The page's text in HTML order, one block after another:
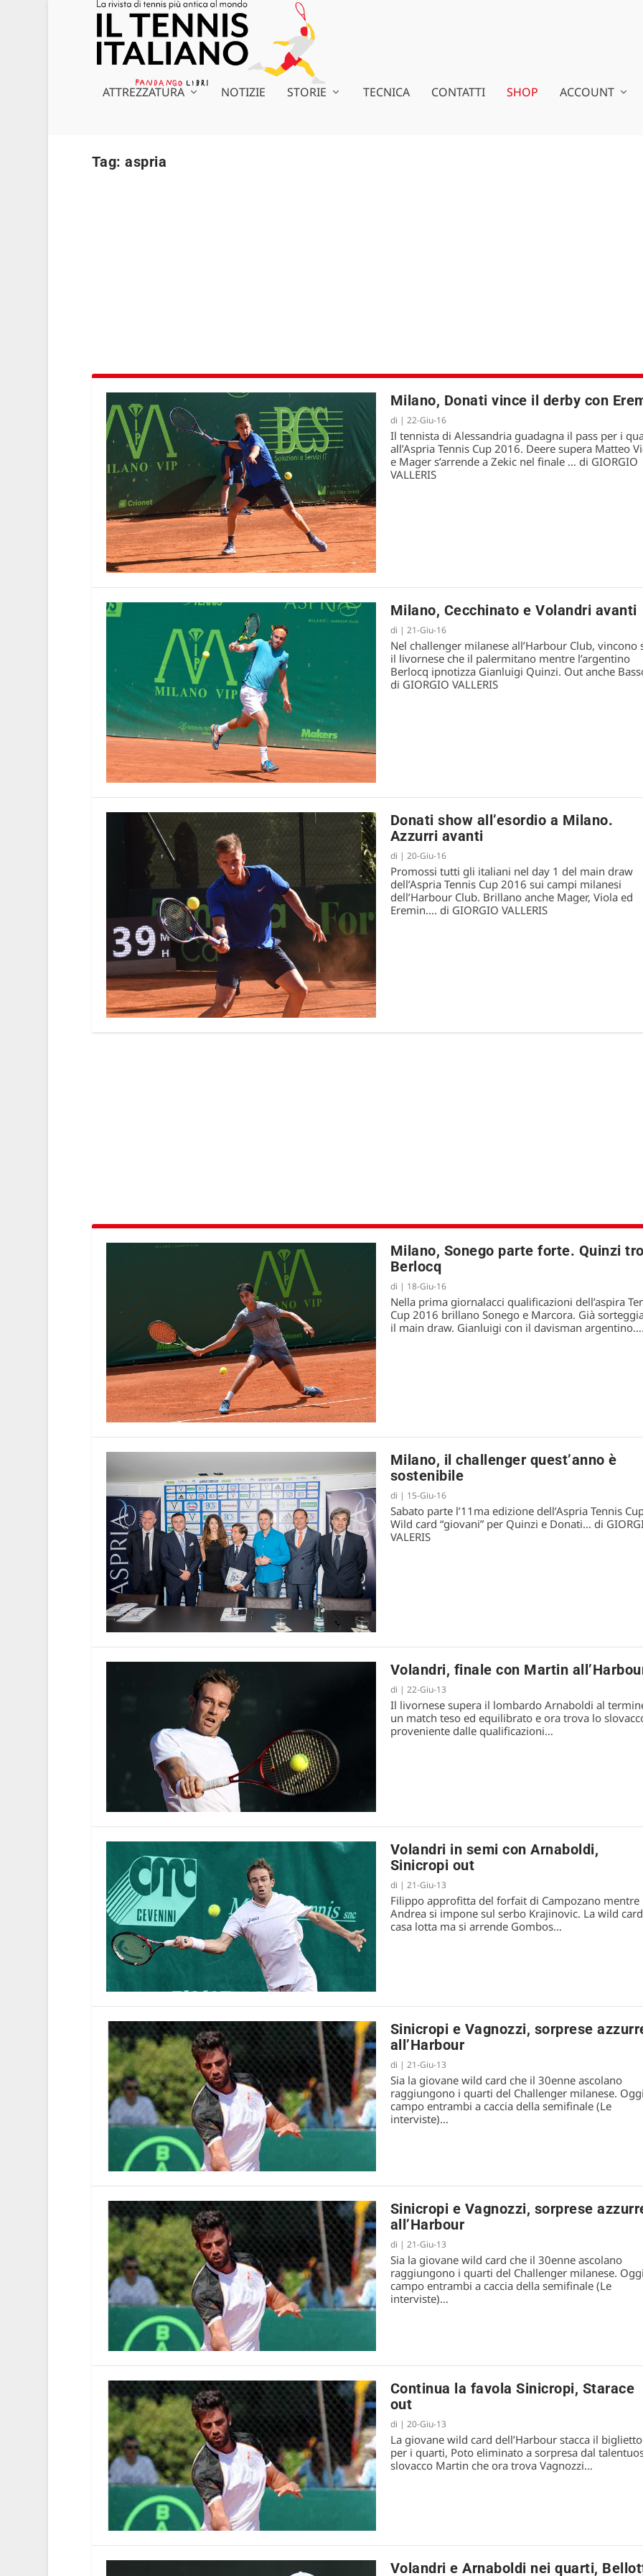
ATTREZZATURA NOTIZIE STORIE TECNICA CONTATTI SHOP ACCOUNT
Tag:aspria
Milano, finale tra Cecchinato e Djere
di 25-Giu-16
Milano, Donati vince il derby con
di | 22-Giu-16
Il tennista di Alessandria guadagna il pass per i
all’Aspria Tennis Cup 2016. Deere supera Matteo
e Mager s’arrende a Zekic nel finale … di GIORGIO
VALLERIS
Milano, Cecchinato e Volandri avanti
di | 21-Giu-16
Nel challenger milanese all’Harbour Club, vincono
il livornese che il palermitano mentre l’argentino
Berlocq ipnotizza Gianluigi Quinzi. Out anche
di GIORGIO VALLERIS
Donati show all’esordio a Milano.
Azzurri avanti
di | 20-Giu-16
Promossi tutti gli italiani nel day 1 del main draw
dell’Aspria Tennis Cup 2016 sui campi milanesi
dell’Harbour Club. Brillano anche Mager, Viola ed
Eremin…. di GIORGIO VALLERIS
Milano, Sonego parte forte. Quinzi
Berlocq
di | 18-Giu-16
Nella prima giornalacci qualificazioni dell’aspira
Cup 2016 brillano Sonego e Marcora. Già
il main draw. Gianluigi con il davisman argentino….
Milano, il challenger quest’anno è
sostenibile
di | 15-Giu-16
Sabato parte l’11ma edizione dell’Aspria Tennis
Wild card “giovani” per Quinzi e Donati… di
VALERIS
Volandri, finale con Martin
di | 22-Giu-13
Il livornese supera il lombardo Arnaboldi al
un match teso ed equilibrato e ora trova lo
proveniente dalle qualificazioni…
Volandri in semi con Arnaboldi,
Sinicropi out
di | 21-Giu-13
Filippo approfitta del forfait di Campozano mentre
Andrea si impone sul serbo Krajinovic. La wild
casa lotta ma si arrende Gombos…
Sinicropi e Vagnozzi, sorprese
all’Harbour
di | 21-Giu-13
Sia la giovane wild card che il 30enne ascolano
raggiungono i quarti del Challenger milanese.
campo entrambi a caccia della semifinale (Le
interviste)…
Sinicropi e Vagnozzi, sorprese
all’Harbour
di | 21-Giu-13
Sia la giovane wild card che il 30enne ascolano
raggiungono i quarti del Challenger milanese.
campo entrambi a caccia della semifinale (Le
interviste)…
Continua la favola Sinicropi, Starace
out
di | 20-Giu-13
La giovane wild card dell’Harbour stacca il biglietto
per i quarti, Poto eliminato a sorpresa dal
slovacco Martin che ora trova Vagnozzi…
Volandri e Arnaboldi nei quarti,